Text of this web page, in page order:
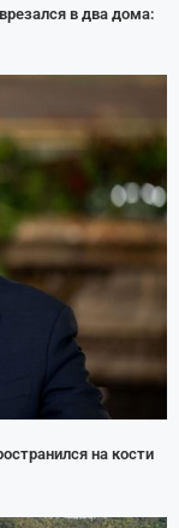
в два дома:
на кости